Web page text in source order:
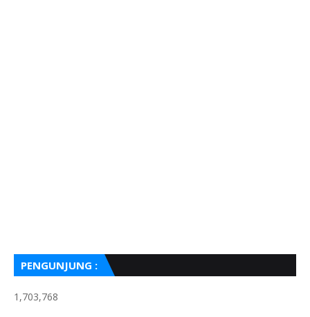
PENGUNJUNG :
1,703,768